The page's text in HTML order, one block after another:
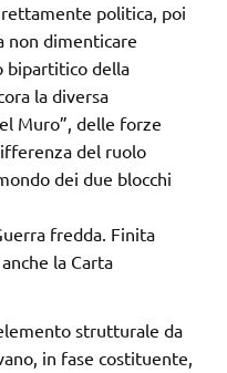
politica, poi
non dimenticare
bipartitico della
la diversa
Muro”, delle forze
del ruolo
dei due blocchi
fredda. Finita
la Carta
strutturale da
in fase costituente,